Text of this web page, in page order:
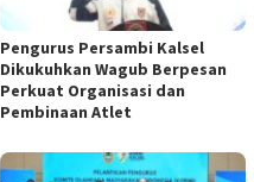
Pengurus Persambi Kalsel
Dikukuhkan Wagub Berpesan
Perkuat Organisasi dan
Pembinaan Atlet